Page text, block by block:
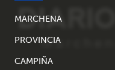
MARCHENA
PROVINCIA
CAMPIÑA